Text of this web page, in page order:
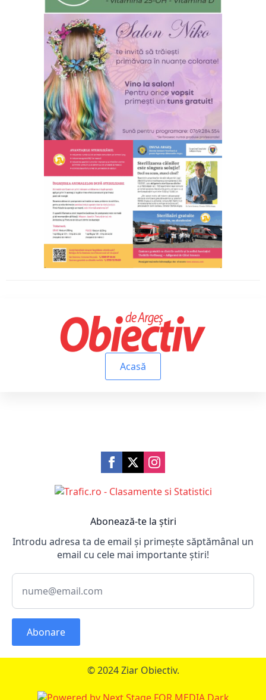
Acasă
Abonează-te la știri
Introdu adresa ta de email și primește săptămânal un
email cu cele mai importante știri!
Abonare
© 2024 Ziar Obiectiv.